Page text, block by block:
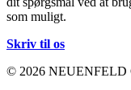
som muligt.
Skriv til os
© 2026 NEUENFELD